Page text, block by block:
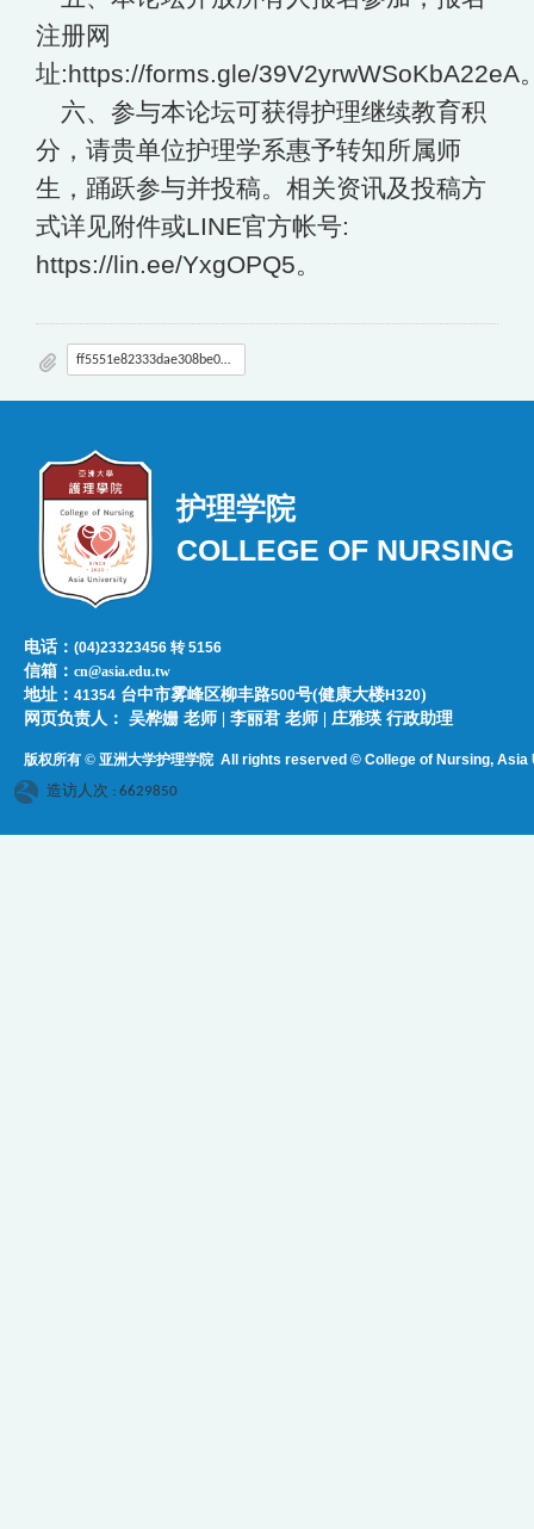
注册网
址:https://forms.gle/39V2yrwWSoKbA22eA
六、参与本论坛可获得护理继续教育积
分，请贵单位护理学系惠予转知所属师
生，踊跃参与并投稿。相关资讯及投稿方
式详见附件或LINE官方帐号:
https://lin.ee/YxgOPQ5。
ff5551e82333dae308be05d8a5693665_1140100764-0-0.pdf
护理学院
COLLEGE OF NURSING
电话：(04)23323456 转 5156
信箱：cn@asia.edu.tw
地址：41354 台中市雾峰区柳丰路500号(健康大楼H320)
网页负责人：​​​ ​吴桦姗 老师 | 李丽君 老师 | 庄雅瑛 行政助理
版权所有 © 亚洲大学护理学院All rights reserved © College of Nursing, Asia
造访人次 : 6629850